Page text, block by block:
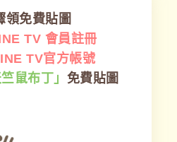
領免費貼圖
TV 會員註冊
TV官方帳號
竺鼠布丁」 免費貼圖